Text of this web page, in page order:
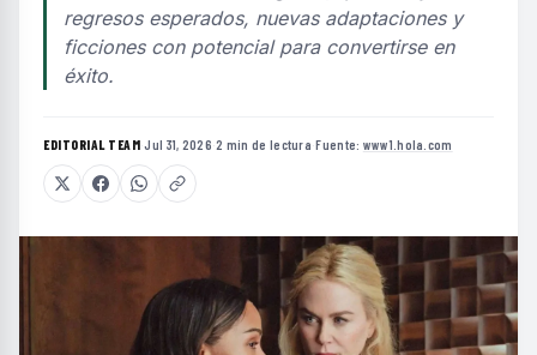
regresos esperados, nuevas adaptaciones y
ficciones con potencial para convertirse en
éxito.
EDITORIAL TEAM·Jul 31, 2026·2 min de lectura·Fuente: www1.hola.com